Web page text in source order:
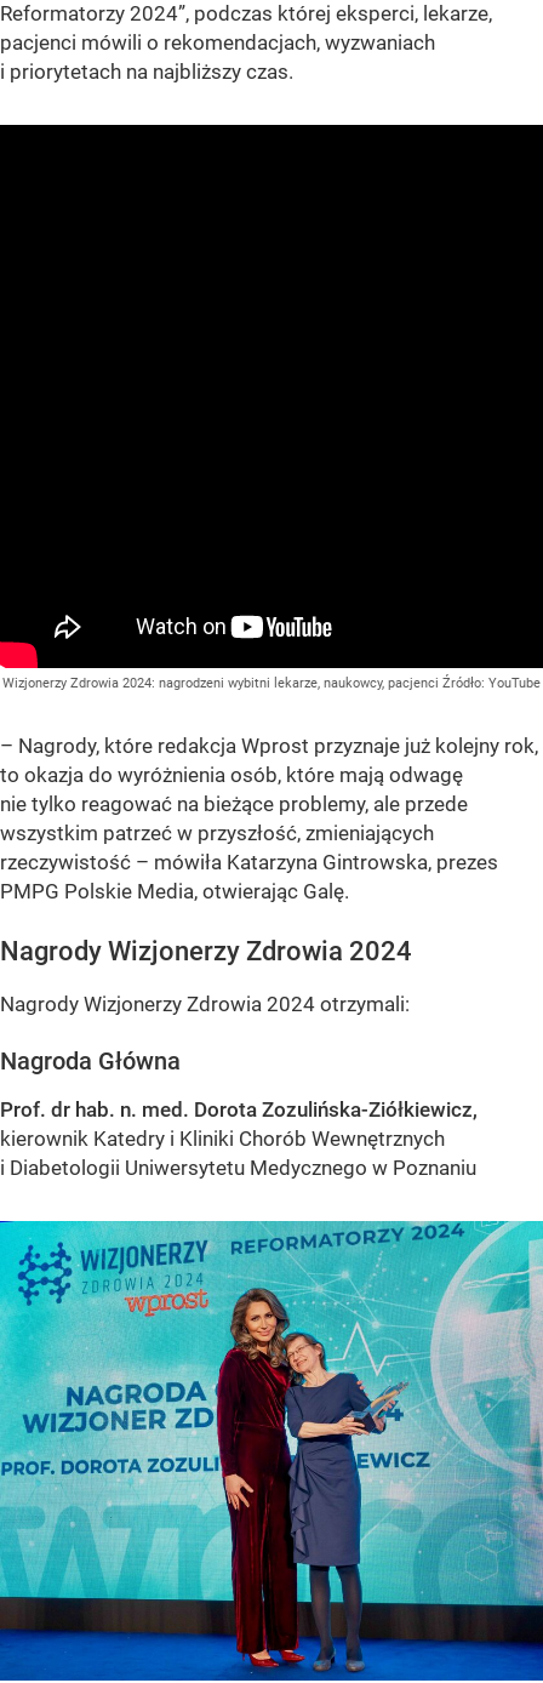
Reformatorzy 2024”, podczas której eksperci, lekarze,
pacjenci mówili o rekomendacjach, wyzwaniach
i priorytetach na najbliższy czas.
Wizjonerzy Zdrowia 2024: nagrodzeni wybitni lekarze, naukowcy, pacjenci Źródło: YouTube
– Nagrody, które redakcja Wprost przyznaje już kolejny rok,
to okazja do wyróżnienia osób, które mają odwagę
nie tylko reagować na bieżące problemy, ale przede
wszystkim patrzeć w przyszłość, zmieniających
rzeczywistość – mówiła Katarzyna Gintrowska, prezes
PMPG Polskie Media, otwierając Galę.
Nagrody Wizjonerzy Zdrowia 2024
Nagrody Wizjonerzy Zdrowia 2024 otrzymali:
Nagroda Główna
Prof. dr hab. n. med. Dorota Zozulińska-Ziółkiewicz,
kierownik Katedry i Kliniki Chorób Wewnętrznych
i Diabetologii Uniwersytetu Medycznego w Poznaniu